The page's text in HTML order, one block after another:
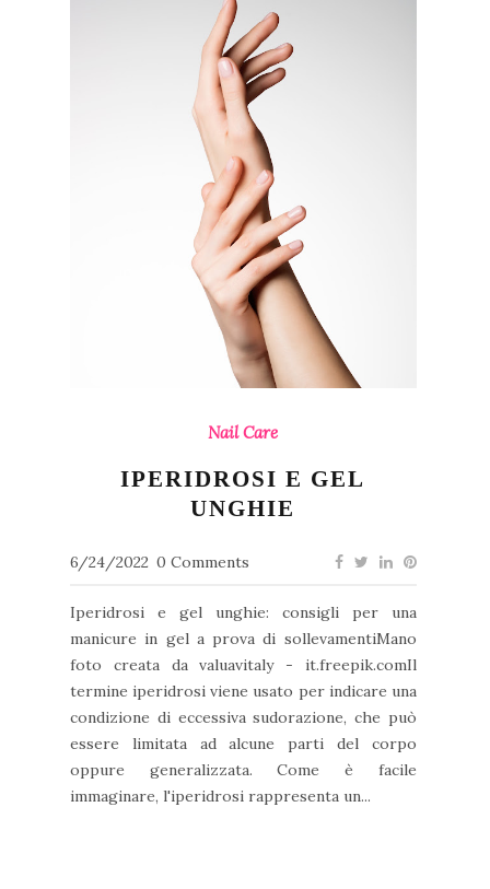
Nail Care
IPERIDROSI E GEL
UNGHIE
6/24/2022 0 Comments
Iperidrosi e gel unghie: consigli per una
manicure in gel a prova di sollevamentiMano
foto creata da valuavitaly - it.freepik.comIl
termine iperidrosi viene usato per indicare una
condizione di eccessiva sudorazione, che può
essere limitata ad alcune parti del corpo
oppure generalizzata. Come è facile
immaginare, l'iperidrosi rappresenta un...